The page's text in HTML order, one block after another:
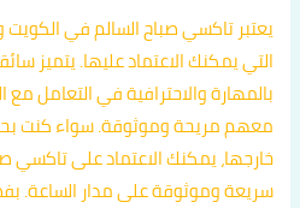
يعتبر تاكسي صباح السالم في الكويت
التي يمكنك الاعتماد عليها. يتميز
بالمهارة والاحترافية في التعامل مع
معهم مريحة وموثوقة. سواء كنت
خارجها، يمكنك الاعتماد على تاكسي
سريعة وموثوقة على مدار الساعة.